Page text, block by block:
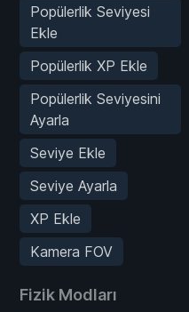
Popülerlik Seviyesi
Ekle
Popülerlik XP Ekle
Popülerlik Seviyesini
Ayarla
Seviye Ekle
Seviye Ayarla
XP Ekle
Kamera FOV
Fizik Modları